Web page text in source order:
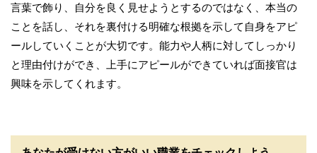
言葉で飾り、自分を良く見せようとするのではなく、本当の
ことを話し、それを裏付ける明確な根拠を示して自身をアピ
ールしていくことが大切です。能力や人柄に対してしっかり
と理由付けができ、上手にアピールができていれば面接官は
興味を示してくれます。